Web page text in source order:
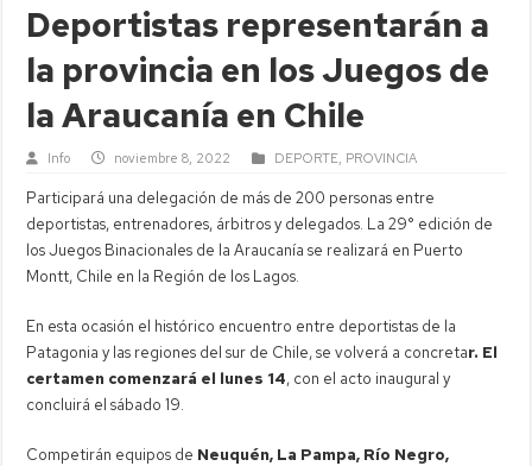
Deportistas representarán a
la provincia en los Juegos de
la Araucanía en Chile
Info noviembre 8, 2022 DEPORTE PROVINCIA
Participará una delegación de más de 200 personas entre
deportistas, entrenadores, árbitros y delegados. La 29° edición de
los Juegos Binacionales de la Araucanía se realizará en Puerto
Montt, Chile en la Región de los Lagos.
En esta ocasión el histórico encuentro entre deportistas de la
Patagonia y las regiones del sur de Chile, se volverá a concretar. El
certamen comenzará el lunes 14, con el acto inaugural y
concluirá el sábado 19.
Competirán equipos de Neuquén, La Pampa, Río Negro,